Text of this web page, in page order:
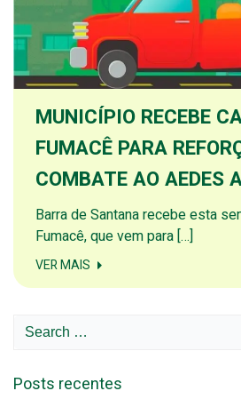
MUNICÍPIO RECEBE
FUMACÊ PARA
COMBATE AO AEDES
Barra de Santana recebe esta
Fumacê, que vem para […]
VER MAIS
Search
Posts recentes